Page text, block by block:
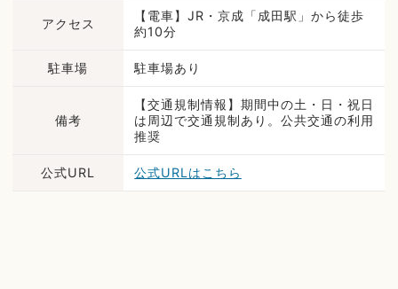
アクセス
【電車】JR・京成「成田駅」から徒歩
約10分
駐車場 駐車場あり
備考
【交通規制情報】期間中の土・日・祝日
は周辺で交通規制あり。公共交通の利用
推奨
公式URL 公式URLはこちら